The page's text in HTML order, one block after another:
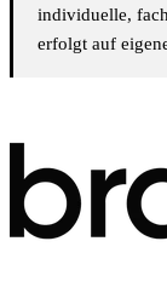
individuelle,
erfolgt auf